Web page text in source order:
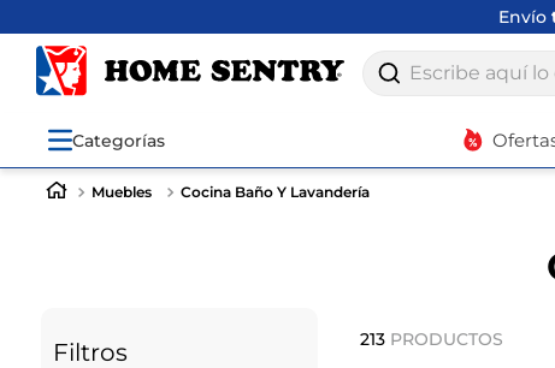
Envío
Escribe aquí lo que
Categorías
Muebles Cocina Baño Y Lavandería
Filtros 213 PRODUCTOS